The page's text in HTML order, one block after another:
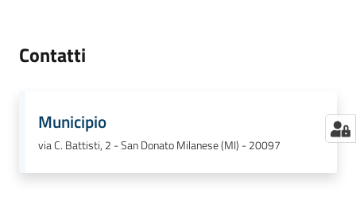
Contatti
Municipio
via C. Battisti, 2 - San Donato Milanese (MI) - 20097